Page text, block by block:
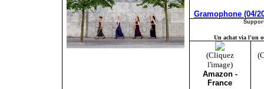
Gramophone (04/
Un achat via l'un
(Cliquez
l'image)
Amazon -
France